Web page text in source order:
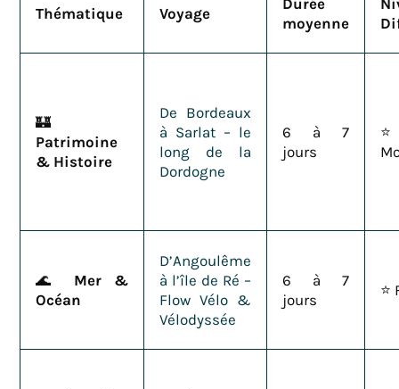
Thématique Voyage
Durée
moyenne
🏰
Patrimoine
& Histoire
De Bordeaux
à Sarlat – le
long de la
Dordogne
6 à 7
jours
🌊 Mer &
Océan
D’Angoulême
à l’île de Ré –
Flow Vélo &
Vélodyssée
6 à 7
jours
⭐